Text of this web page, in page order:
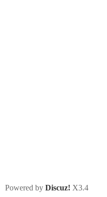
Powered by Discuz! X3.4